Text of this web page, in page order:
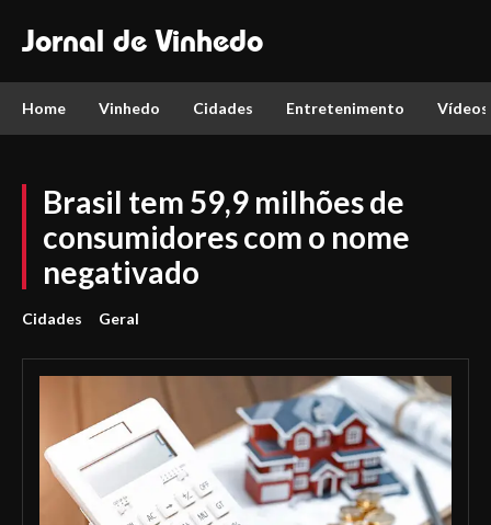
Jornal de Vinhedo
Home Vinhedo Cidades Entretenimento Vídeos
Brasil tem 59,9 milhões de
consumidores com o nome
negativado
Cidades Geral